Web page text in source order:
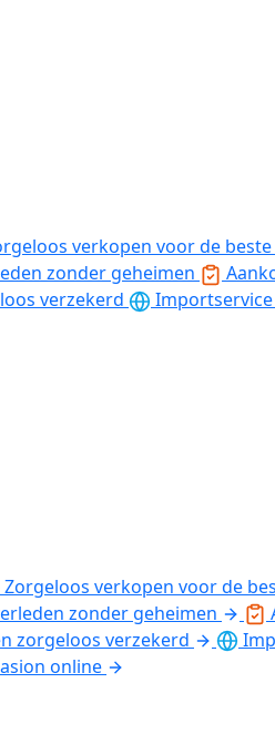
verkopen voor de beste
zonder geheimen
verzekerd Importservice
Zorgeloos verkopen voor de
zonder geheimen
zorgeloos verzekerd
online